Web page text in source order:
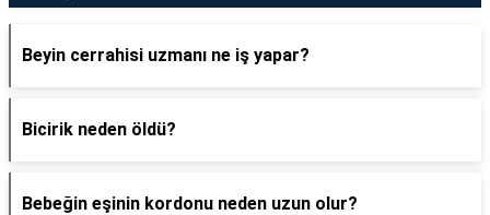
Beyin cerrahisi uzmanı ne iş yapar?
Bicirik neden öldü?
Bebeğin eşinin kordonu neden uzun olur?